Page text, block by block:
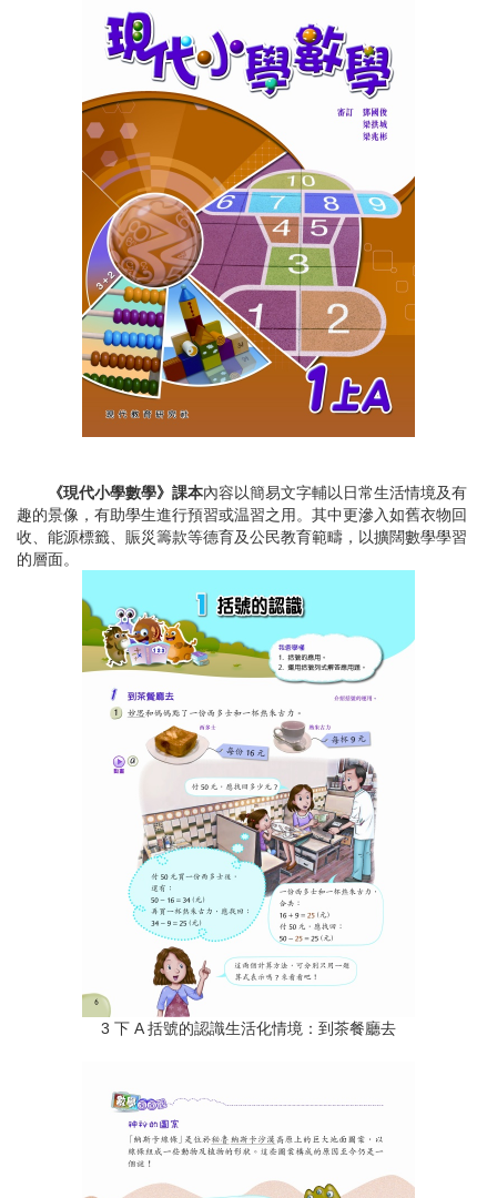
《現代小學數學》課本內容以簡易文字輔以日常生活情境及有
趣的景像，有助學生進行預習或温習之用。其中更滲入如舊衣物回
收、能源標籤、賑災籌款等德育及公民教育範疇，以擴闊數學學習
的層面。
3 下 A 括號的認識生活化情境：到茶餐廳去